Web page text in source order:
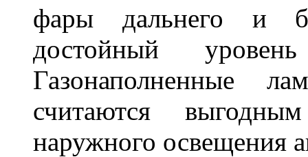
фары дальнего и
достойный
Газонаполненные
считаются
наружного освещения